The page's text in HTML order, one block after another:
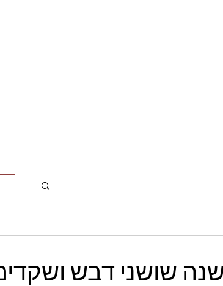
שושני דבש